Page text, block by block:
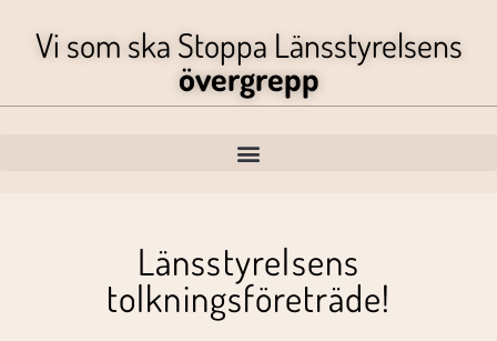
Vi som ska Stoppa Länsstyrelsens
övergrepp
Länsstyrelsens
tolkningsföreträde!